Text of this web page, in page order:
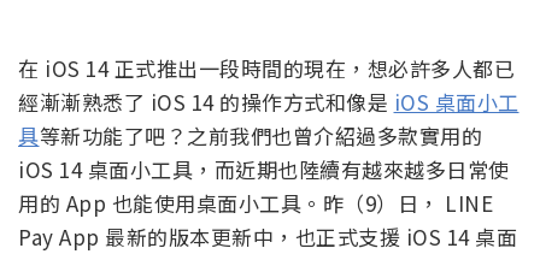
在 iOS 14 正式推出一段時間的現在，想必許多人都已
經漸漸熟悉了 iOS 14 的操作方式和像是 iOS 桌面小工
具等新功能了吧？之前我們也曾介紹過多款實用的
iOS 14 桌面小工具，而近期也陸續有越來越多日常使
用的 App 也能使用桌面小工具。昨（9）日， LINE
Pay App 最新的版本更新中，也正式支援 iOS 14 桌面